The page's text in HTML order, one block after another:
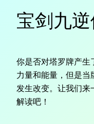
宝剑九
你是否对塔罗牌产生
力量和能量，但是当
发生改变。让我们来
解读吧！